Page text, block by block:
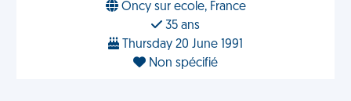
Oncy sur ecole, France
35 ans
Thursday 20 June 1991
Non spécifié